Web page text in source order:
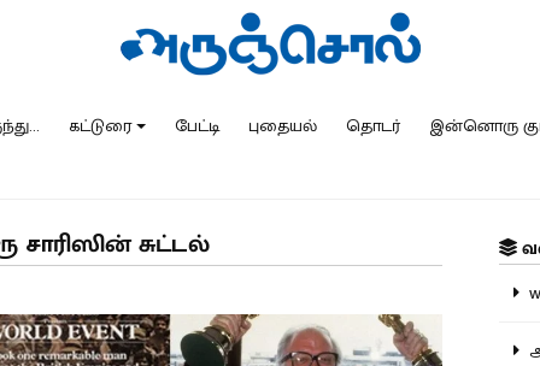
கட்டுரை பேட்டி புதையல் தொடர் இன்னொரு
சுட்டல்